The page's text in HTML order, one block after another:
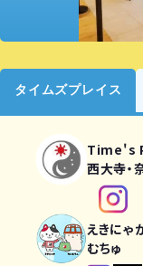
タイムズプレイス
Time's
西大寺・
えきにゃ
むちゅ